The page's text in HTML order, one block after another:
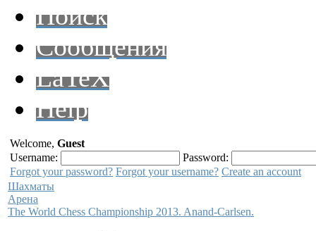
Поиск
Сообщения
LaTeX
Help
Welcome, Guest
Username:
Password:
Forgot your password? Forgot your username? Create an account
Шахматы
Арена
The World Chess Championship 2013. Anand-Carlsen.